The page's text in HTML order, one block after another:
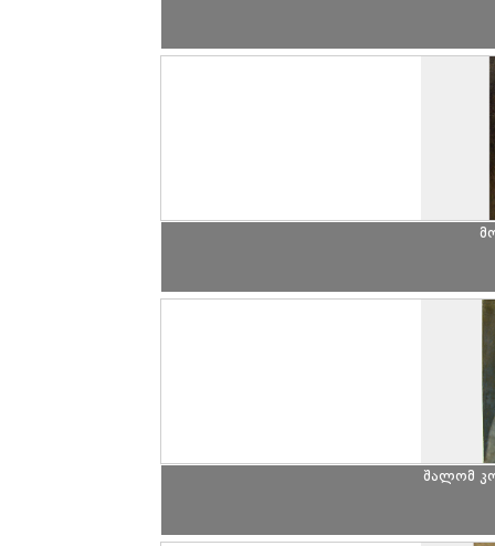
შალომ